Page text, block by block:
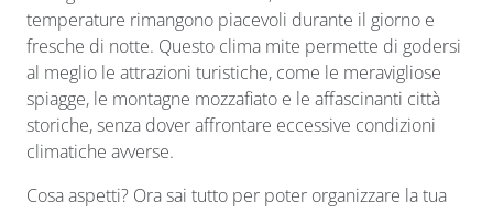
temperature rimangono piacevoli durante il giorno e
fresche di notte. Questo clima mite permette di godersi
al meglio le attrazioni turistiche, come le meravigliose
spiagge, le montagne mozzafiato e le affascinanti città
storiche, senza dover affrontare eccessive condizioni
climatiche avverse.
Cosa aspetti? Ora sai tutto per poter organizzare la tua